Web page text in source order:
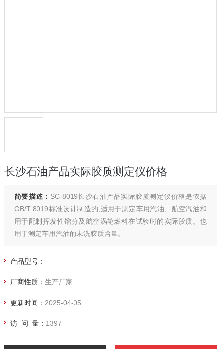
长沙石油产品实际胶质测定仪价格
简要描述： SC-8019长沙石油产品实际胶质测定仪价格是依据
GB/T 8019标准设计制造的,适用于测定车用汽油、航空汽油和
用于配制挥发性馏分及航空涡轮燃料在试验时的实际胶质。也
用于测定车用汽油的未洗胶质含量。
产品型号：
厂商性质： 生产厂家
更新时间： 2025-04-05
访 问 量： 1397